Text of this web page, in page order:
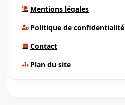
Mentions légales
Politique de confidentialité
Contact
Plan du site